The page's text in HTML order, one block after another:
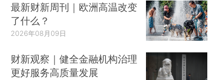
最新财新周刊｜欧洲高温改变
了什么？
2026年08月09日
财新观察｜健全金融机构治理
更好服务高质量发展